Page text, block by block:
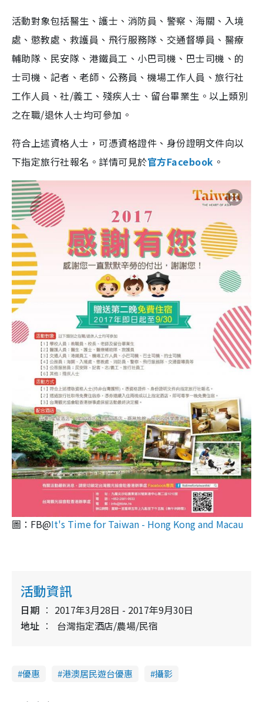
活動對象包括醫生、護士、消防員、警察、海關、入境
處、懲教處、救護員、飛行服務隊、交通督導員、醫療
輔助隊、民安隊、港鐵員工、小巴司機、巴士司機、的
士司機、記者、老師、公務員、機場工作人員、旅行社
工作人員、社/義工、殘疾人士、留台畢業生。以上類別
之在職/退休人士均可參加。
符合上述資格人士，可憑資格證件、身份證明文件向以
下指定旅行社報名。詳情可見於官方Facebook 。
圖：FB@It's Time for Taiwan - Hong Kong and Macau
活動資訊
日期
2017年3月28日 - 2017年9月30日
地址
台灣指定酒店/農場/民宿
優惠 港澳居民遊台優惠 攝影